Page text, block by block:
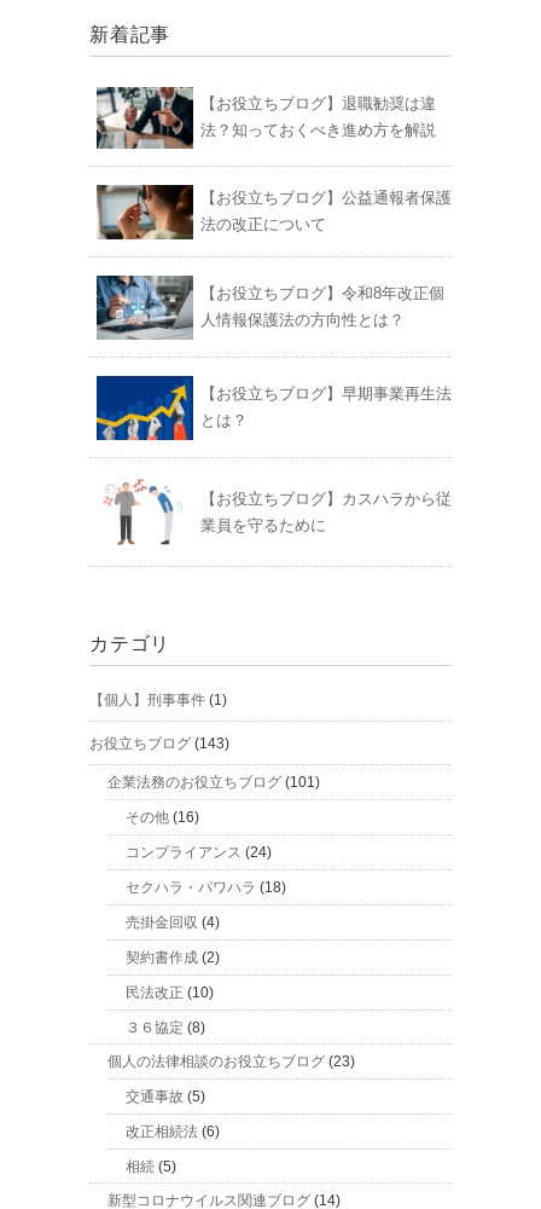
新着記事
【お役立ちブログ】退職勧奨は違
法？知っておくべき進め方を解説
【お役立ちブログ】公益通報者保護
法の改正について
【お役立ちブログ】令和8年改正個
人情報保護法の方向性とは？
【お役立ちブログ】早期事業再生法
とは？
【お役立ちブログ】カスハラから従
業員を守るために
カテゴリ
【個人】刑事事件 (1)
お役立ちブログ (143)
企業法務のお役立ちブログ (101)
その他 (16)
コンプライアンス (24)
セクハラ・パワハラ (18)
売掛金回収 (4)
契約書作成 (2)
民法改正 (10)
３６協定 (8)
個人の法律相談のお役立ちブログ (23)
交通事故 (5)
改正相続法 (6)
相続 (5)
新型コロナウイルス関連ブログ (14)